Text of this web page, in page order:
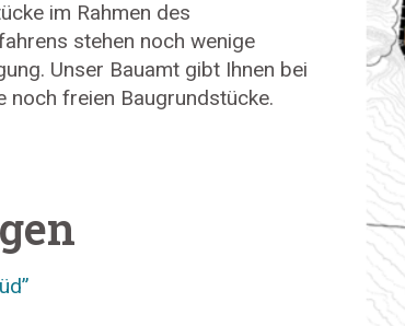
im Rahmen des
stehen noch wenige
Unser Bauamt gibt Ihnen bei
noch freien Baugrundstücke.